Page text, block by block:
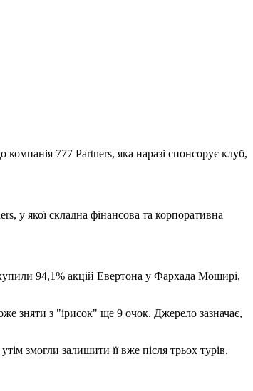
777 Partners, яка наразі спонсорує клуб,
у якої складна фінансова та корпоративна
94,1% акцій Евертона у Фархада Моширі,
зняти з "ірисок" ще 9 очок. Джерело зазначає,
змогли залишити її вже після трьох турів.